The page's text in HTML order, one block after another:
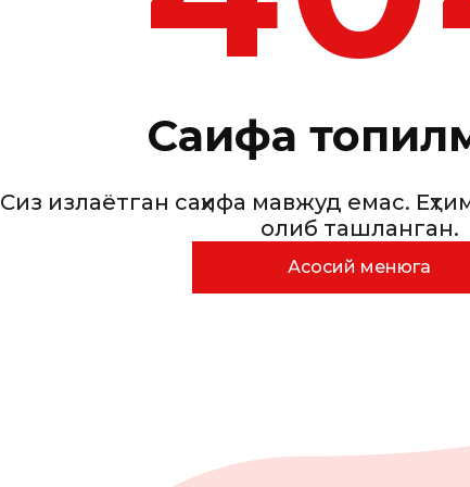
Саҳифа
Сиз излаётган саҳифа мавжуд емас.
олиб ташланган.
Асосий менюга